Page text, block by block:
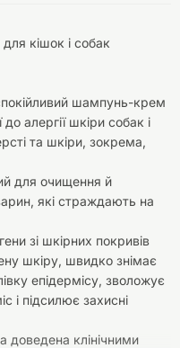
кішок і собак
шампунь-крем
алергії шкіри собак і
та шкіри, зокрема,
для очищення й
які страждають на
зі шкірних покривів
шкіру, швидко знімає
епідермісу, зволожує
і підсилює захисні
доведена клінічними